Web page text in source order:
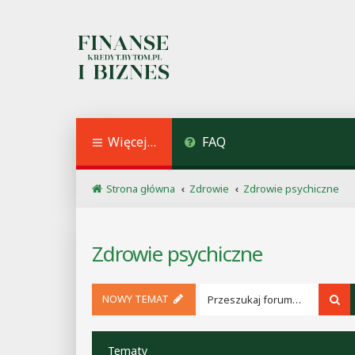
Więcej… FAQ
Strona główna Zdrowie Zdrowie psychiczne
Zdrowie psychiczne
NOWY TEMAT
Tematy